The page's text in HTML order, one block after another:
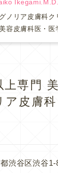
ノリア皮膚科ク
美容皮膚科医・医
上専門
ア皮膚
渋谷区渋谷